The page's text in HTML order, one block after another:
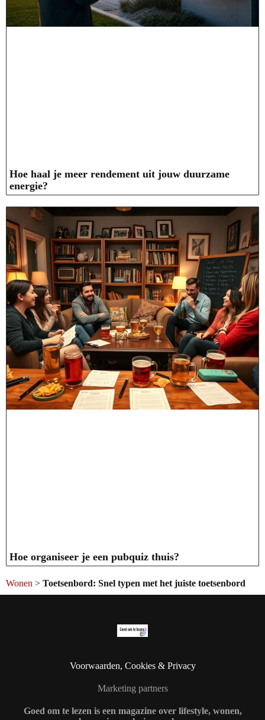
Hoe haal je meer rendement uit jouw duurzame
energie?
Hoe organiseer je een pubquiz thuis?
Wonen > Toetsenbord: Snel typen met het juiste toetsenbord
Voorwaarden, Cookies & Privacy
Marketing partners
Goed om te lezen is een magazine over lifestyle, wonen,